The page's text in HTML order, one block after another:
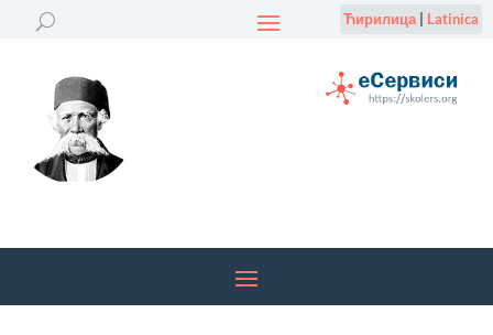
Ћирилица| Latinica